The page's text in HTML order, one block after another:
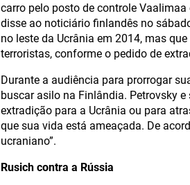
carro pelo posto de controle
disse ao noticiário finlandês no
no leste da Ucrânia em 2014, mas
terroristas, conforme o pedido de
Durante a audiência para prorrogar
buscar asilo na Finlândia. Petrovsky
extradição para a Ucrânia ou para
que sua vida está ameaçada. De
ucraniano”.
Rusich contra a Rússia